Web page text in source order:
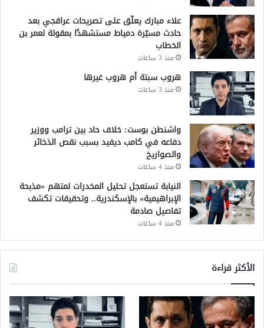
علاء مبارك يعلّق على تصريحات عراقجي بعد
حادث مسيّرة دمياط مستشهدًا بمقولة لعمر بن
الخطاب
منذ 3 ساعات
هروب سبتة أم هروب غيرها
منذ 3 ساعات
واشنطن بوست: خلاف حاد بين ترامب ووزير
دفاعه في كامب ديفيد بسبب نقص الذخائر
والصواريخ
منذ 4 ساعات
النيابة تستعجل تحليل المخدرات لمتهم «مذبحة
الإبراهيمية» بالإسكندرية.. وتحقيقات تكشف
تفاصيل صادمة
منذ 4 ساعات
الأكثر قراءة